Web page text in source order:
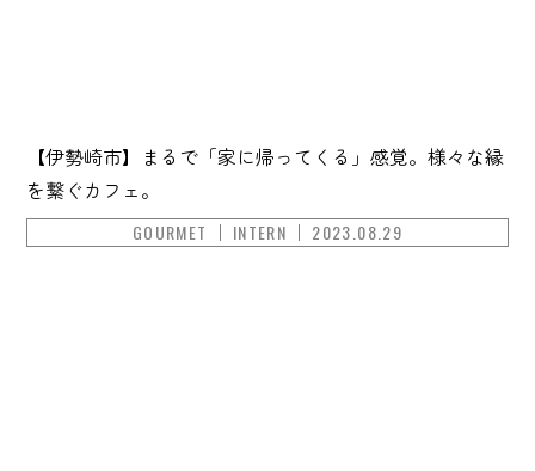
【伊勢崎市】まるで「家に帰ってくる」感覚。様々な縁
を繋ぐカフェ。
GOURMET INTERN 2023.08.29